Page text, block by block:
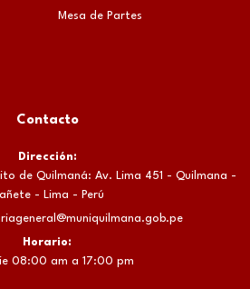
Mesa de Partes
Contacto
Dirección:
de Quilmaná: Av. Lima 451 - Quilmana -
- Lima - Perú
Horario:
08:00 am a 17:00 pm